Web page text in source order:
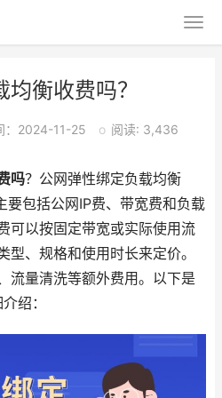
衡收费吗？
：2024-11-25 o 阅读: 3,436
吗？公网弹性绑定负载均衡
要包括公网IP费、带宽费和负载
可以按固定带宽或实际使用流
型、规格和使用时长来定价。
流量清洗等额外费用。以下是
绍：